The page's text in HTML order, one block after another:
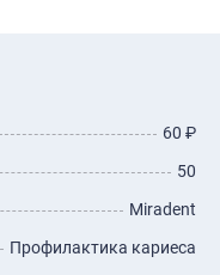
60 ₽
50
Miradent
Профилактика кариеса